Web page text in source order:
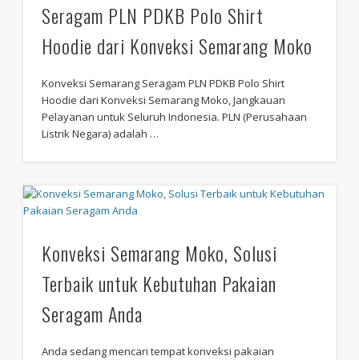
Seragam PLN PDKB Polo Shirt
Hoodie dari Konveksi Semarang Moko
Konveksi Semarang Seragam PLN PDKB Polo Shirt
Hoodie dari Konveksi Semarang Moko, Jangkauan
Pelayanan untuk Seluruh Indonesia. PLN (Perusahaan
Listrik Negara) adalah …
Konveksi Semarang Moko, Solusi
Terbaik untuk Kebutuhan Pakaian
Seragam Anda
Anda sedang mencari tempat konveksi pakaian